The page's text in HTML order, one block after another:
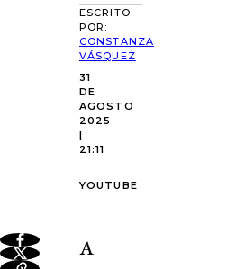
ESCRITO
POR:
CONSTANZA
VÁSQUEZ
31
DE
AGOSTO
2025
|
21:11
YOUTUBE
A